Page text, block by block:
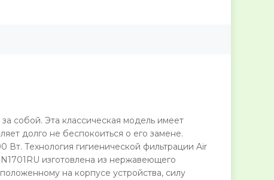
собой. Эта классическая модель имеет
долго не беспокоиться о его замене.
Технология гигиенической фильтрации Air
изготовлена из нержавеющего
на корпусе устройства, силу